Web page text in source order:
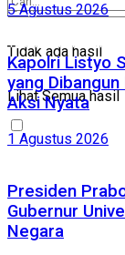
Tidak ada hasil
Lihat Semua hasil
Tidak ada hasil
Lihat Semua hasil
5 Agustus 2026
Kapolri Listyo
yang
Aksi Nyata
1 Agustus 2026
Presiden
Gubernur
Negara